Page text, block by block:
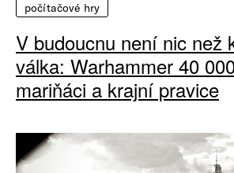
počítačové hry
V budoucnu není nic než
válka: Warhammer 40
mariňáci a krajní pravice